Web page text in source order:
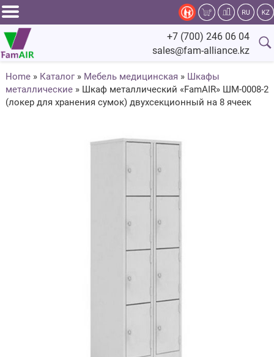
Задать
вопрос
специалисту
Главная
+7 (700) 246 06 04
sales@fam-alliance.kz
Home » Каталог » Мебель медицинская » Шкафы
металлические »Шкаф металлический «FamAIR» ШМ-0008-2
(локер для хранения сумок) двухсекционный на 8 ячеек